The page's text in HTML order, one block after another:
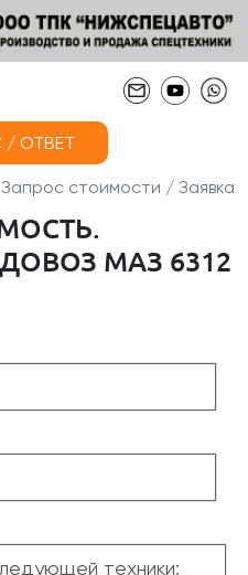
ОТВЕТ
Запрос стоимости / Заявка
МАЗ 6312